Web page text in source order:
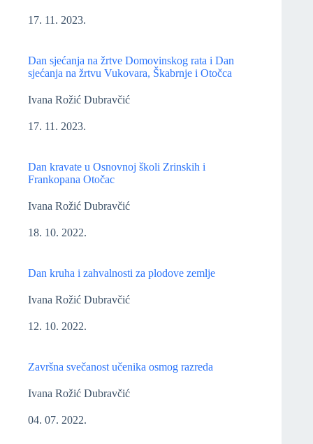
17. 11. 2023.
Dan sjećanja na žrtve Domovinskog rata i Dan
sjećanja na žrtvu Vukovara, Škabrnje i Otočca
Ivana Rožić Dubravčić
17. 11. 2023.
Dan kravate u Osnovnoj školi Zrinskih i
Frankopana Otočac
Ivana Rožić Dubravčić
18. 10. 2022.
Dan kruha i zahvalnosti za plodove zemlje
Ivana Rožić Dubravčić
12. 10. 2022.
Završna svečanost učenika osmog razreda
Ivana Rožić Dubravčić
04. 07. 2022.